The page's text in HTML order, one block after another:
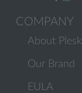
COMPANY
About Plesk
Our Brand
EULA